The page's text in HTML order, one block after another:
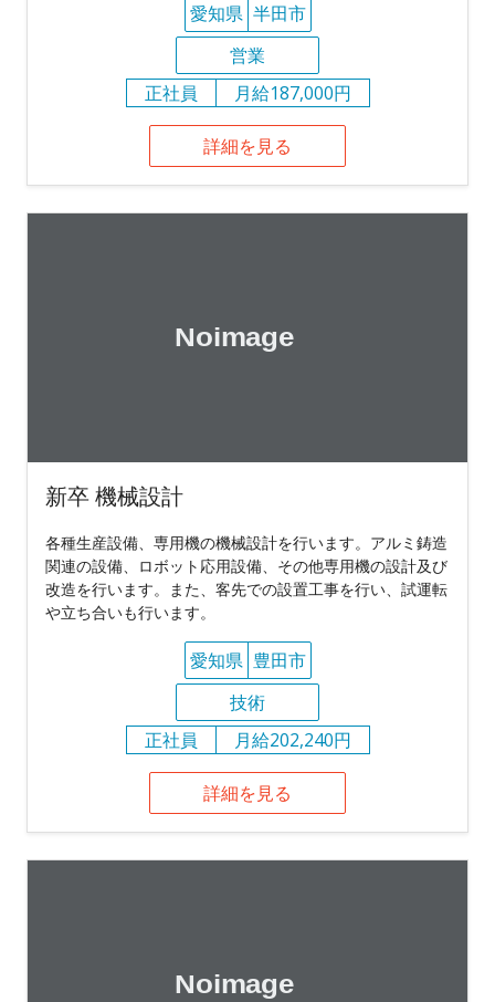
愛知県 半田市
営業
正社員
月給187,000円
詳細を見る
新卒 機械設計
各種生産設備、専用機の機械設計を行います。アルミ鋳造
関連の設備、ロボット応用設備、その他専用機の設計及び
改造を行います。また、客先での設置工事を行い、試運転
や立ち合いも行います。
愛知県 豊田市
技術
正社員
月給202,240円
詳細を見る